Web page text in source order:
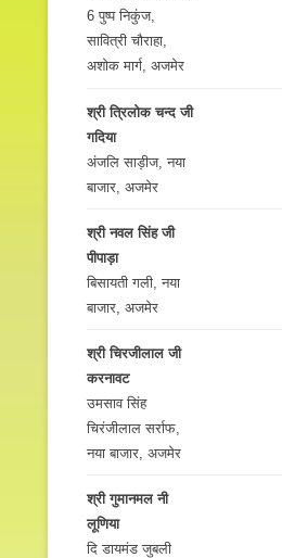
6 पुष्प निकुंज,
सावित्री चौराहा,
अशोक मार्ग, अजमेर
श्री त्रिलोक चन्द जी
गदिया
अंजलि साड़ीज, नया
बाजार, अजमेर
श्री नवल सिंह जी
पीपाड़ा
बिसायती गली, नया
बाजार, अजमेर
श्री चिरजीलाल जी
करनावट
उमसाव सिंह
चिरंजीलाल सर्राफ,
नया बाजार, अजमेर
श्री गुमानमल नी
लूणिया
दि डायमंड जुबली